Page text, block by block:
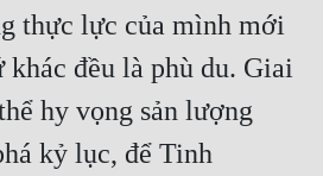
thực lực của mình mới
khác đều là phù du. Giai
hy vọng sản lượng
kỷ lục, để Tinh